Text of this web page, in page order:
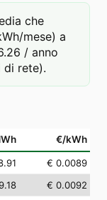
che
mese) a
/ anno
di rete).
€/kWh
€ 0.0089
€ 0.0092